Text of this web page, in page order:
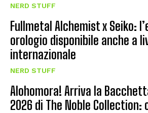
NERD STUFF
Fullmetal Alchemist x Seiko:
orologio disponibile anche a
internazionale
NERD STUFF
Alohomora! Arriva la
2026 di The Noble Collection: